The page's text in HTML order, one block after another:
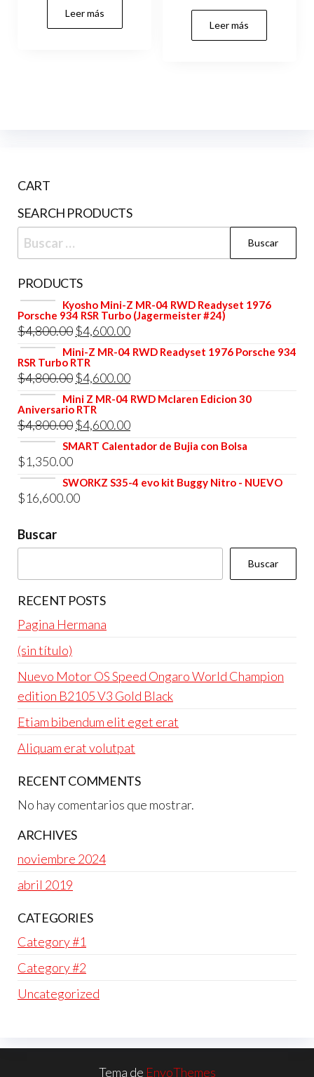
Leer más
Leer más
CART
SEARCH PRODUCTS
Buscar:
PRODUCTS
Kyosho Mini-Z MR-04 RWD Readyset 1976
Porsche 934 RSR Turbo (Jagermeister #24)
$4,800.00 El
precio
original
era:
$4,800.00.
$4,600.00El
precio
es:
Mini-Z MR-04 RWD Readyset 1976 Porsche 934
RSR Turbo RTR
$4,800.00 El
precio
original
era:
$4,600.00El
precio
es:
$4,600.00.
Mini Z MR-04 RWD Mclaren Edicion 30
Aniversario RTR
$4,800.00 El
precio
era:
$4,800.00.
$4,600.00El
precio
es:
SMART Calentador de Bujia con Bolsa
$1,350.00
SWORKZ S35-4 evo kit Buggy Nitro - NUEVO
$16,600.00
Buscar
Buscar
RECENT POSTS
Pagina Hermana
(sin título)
Nuevo Motor OS Speed Ongaro World Champion
edition B2105 V3 Gold Black
Etiam bibendum elit eget erat
Aliquam erat volutpat
RECENT COMMENTS
No hay comentarios que mostrar.
ARCHIVES
noviembre 2024
abril 2019
CATEGORIES
Category #1
Category #2
Uncategorized
Tema de EnvoThemes